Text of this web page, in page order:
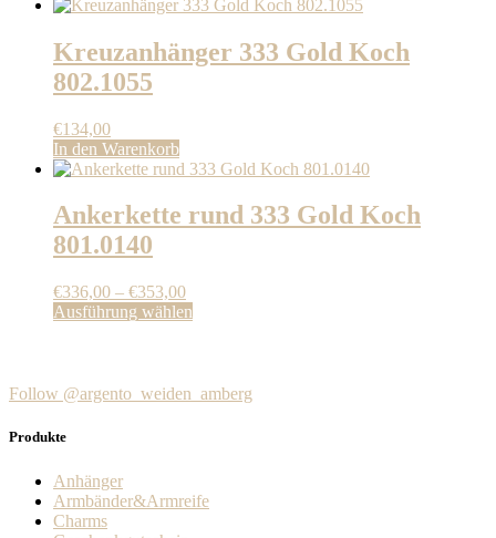
Kreuzanhänger 333 Gold Koch
802.1055
€134,00
In den Warenkorb
Ankerkette rund 333 Gold Koch
801.0140
€336,00 – €353,00Preisspanne:
€336,00
Ausführung wählen
Varianten
der
Follow @argento_weiden_amberg
Produkte
Anhänger
Armbänder&Armreife
Charms